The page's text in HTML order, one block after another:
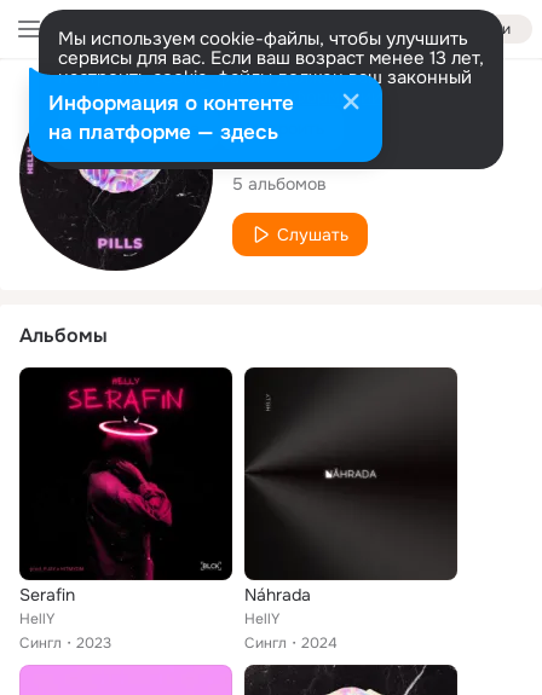
Войти
Мы используем cookie-файлы, чтобы улучшить
сервисы для вас. Если ваш возраст менее 13 лет,
настроить cookie-файлы должен ваш законный
представитель. Больше информации
Разрешить все Настроить
Исполнитель
HellY
5 альбомов
Слушать
Альбомы
Serafin
HellY
Сингл
2023
Náhrada
HellY
Сингл
2024
Информация о контенте
на платформе — здесь